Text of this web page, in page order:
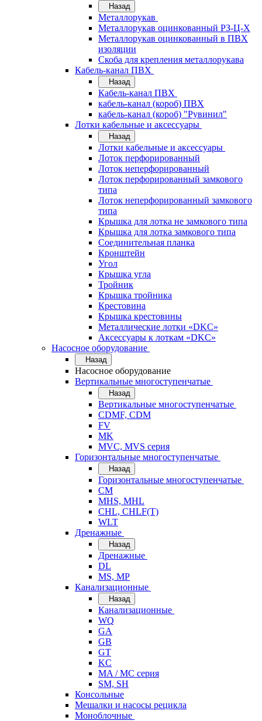
Назад
Металлорукав
Металлорукав оцинкованный РЗ-Ц-Х
Металлорукав оцинкованный в ПВХ
изоляции
Скоба для крепления металлорукава
Кабель-канал ПВХ
Назад
Кабель-канал ПВХ
кабель-канал (короб) ПВХ
кабель-канал (короб) "Рувинил"
Лотки кабельные и аксессуары
Назад
Лотки кабельные и аксессуары
Лоток перфорированный
Лоток неперфорированный
Лоток перфорированный замкового
типа
Лоток неперфорированный замкового
типа
Крышка для лотка не замкового типа
Крышка для лотка замкового типа
Соединительная планка
Кронштейн
Угол
Крышка угла
Тройник
Крышка тройника
Крестовина
Крышка крестовины
Металлические лотки «DKC»
Аксессуары к лоткам «DKC»
Насосное оборудование
Назад
Насосное оборудование
Вертикальные многоступенчатые
Назад
Вертикальные многоступенчатые
CDMF, CDM
FV
MK
MVC, MVS серия
Горизонтальные многоступенчатые
Назад
Горизонтальные многоступенчатые
CM
MHS, MHL
CHL, CHLF(T)
WLT
Дренажные
Назад
Дренажные
DL
MS, MP
Канализационные
Назад
Канализационные
WQ
GA
GB
GT
KC
MA / MC серия
SM, SH
Консольные
Мешалки и насосы рецикла
Моноблочные